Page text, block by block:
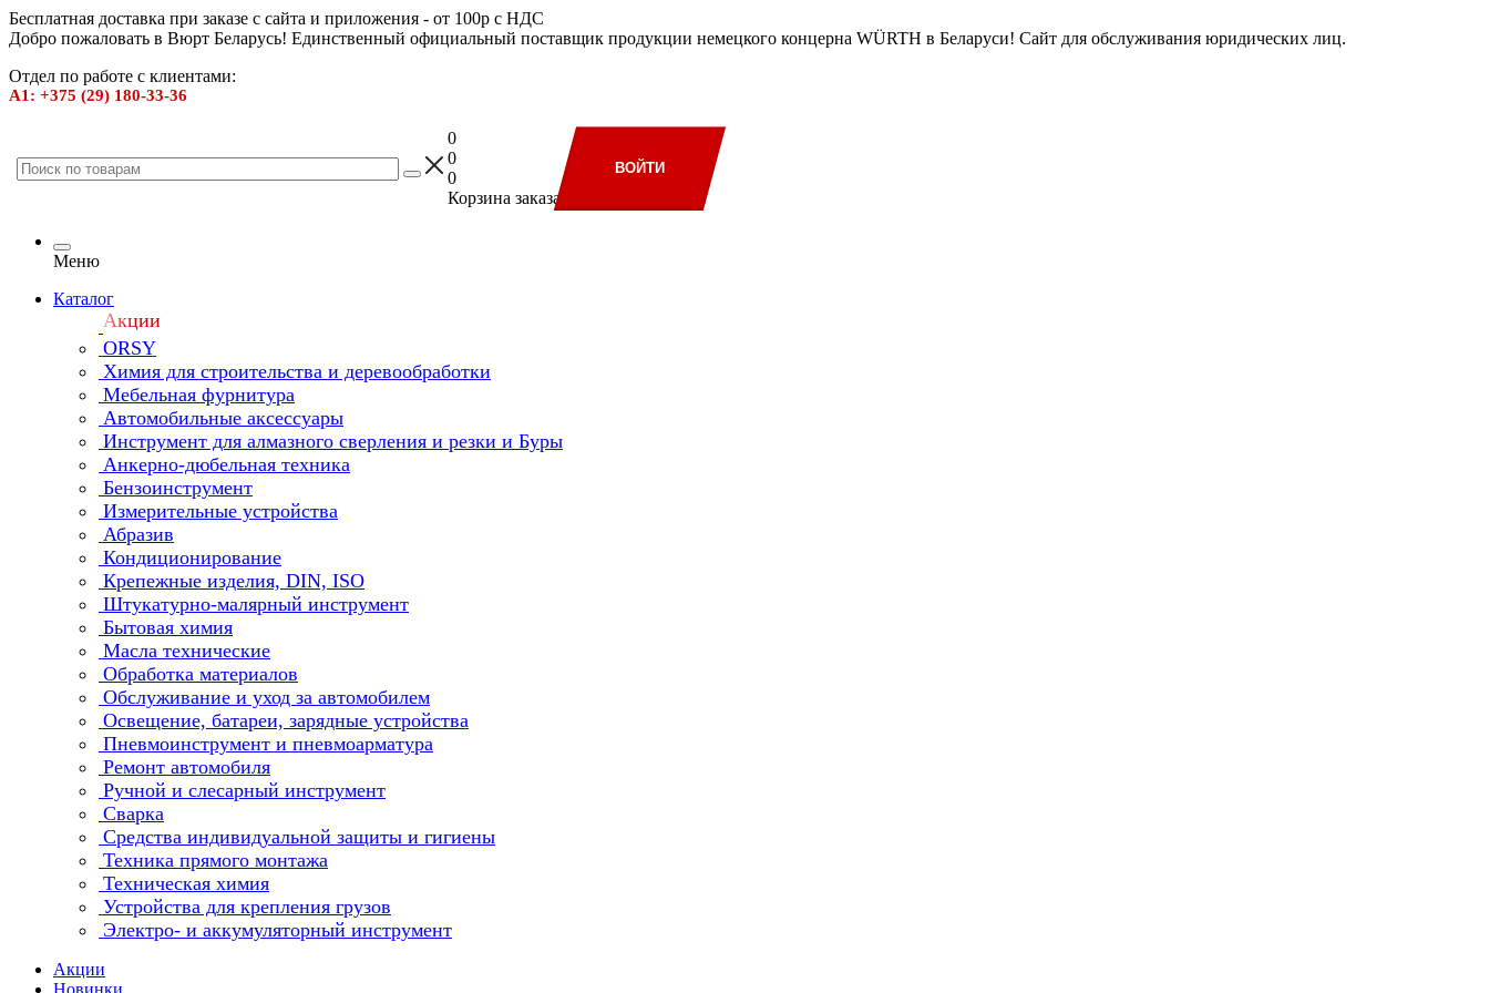
Бесплатная доставка при заказе с сайта и приложения - от 100р с НДС
Добро пожаловать в Вюрт Беларусь! Единственный официальный поставщик продукции немецкого концерна WÜRTH в Беларуси! Сайт для обслуживания юридических лиц.
Отдел по работе с клиентами:
А1: +375 (29) 180-33-36
0
0
0
Корзина заказа
ВОЙТИ
Меню
Каталог
Акции
ORSY
Химия для строительства и деревообработки
Мебельная фурнитура
Автомобильные аксессуары
Инструмент для алмазного сверления и резки и Буры
Анкерно-дюбельная техника
Бензоинструмент
Измерительные устройства
Абразив
Кондиционирование
Крепежные изделия, DIN, ISO
Штукатурно-малярный инструмент
Бытовая химия
Масла технические
Обработка материалов
Обслуживание и уход за автомобилем
Освещение, батареи, зарядные устройства
Пневмоинструмент и пневмоарматура
Ремонт автомобиля
Ручной и слесарный инструмент
Сварка
Средства индивидуальной защиты и гигиены
Техника прямого монтажа
Техническая химия
Устройства для крепления грузов
Электро- и аккумуляторный инструмент
Акции
Новинки